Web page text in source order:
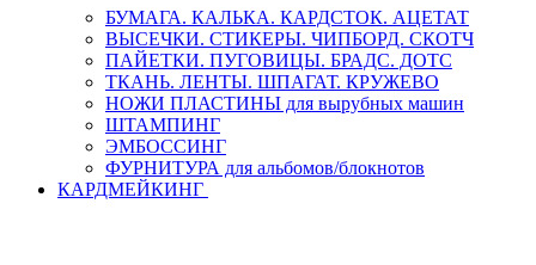
БУМАГА. КАЛЬКА. КАРДСТОК. АЦЕТАТ
ВЫСЕЧКИ. СТИКЕРЫ. ЧИПБОРД. СКОТЧ
ПАЙЕТКИ. ПУГОВИЦЫ. БРАДС. ДОТС
ТКАНЬ. ЛЕНТЫ. ШПАГАТ. КРУЖЕВО
НОЖИ ПЛАСТИНЫ для вырубных машин
ШТАМПИНГ
ЭМБОССИНГ
ФУРНИТУРА для альбомов/блокнотов
КАРДМЕЙКИНГ